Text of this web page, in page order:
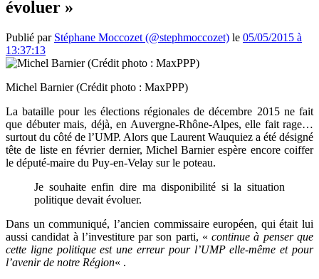
évoluer »
Publié par Stéphane Moccozet (@stephmoccozet) le 05/05/2015 à
13:37:13
Michel Barnier (Crédit photo : MaxPPP)
La bataille pour les élections régionales de décembre 2015 ne fait
que débuter mais, déjà, en Auvergne-Rhône-Alpes, elle fait rage…
surtout du côté de l’UMP. Alors que Laurent Wauquiez a été désigné
tête de liste en février dernier, Michel Barnier espère encore coiffer
le député-maire du Puy-en-Velay sur le poteau.
Je souhaite enfin dire ma disponibilité si la situation
politique devait évoluer.
Dans un communiqué, l’ancien commissaire européen, qui était lui
aussi candidat à l’investiture par son parti, «continue à penser que
cette ligne politique est une erreur pour l’UMP elle-même et pour
l’avenir de notre Région« .